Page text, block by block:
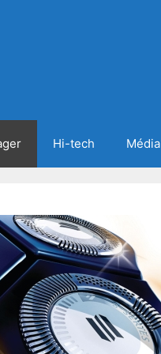
Hi-tech Média